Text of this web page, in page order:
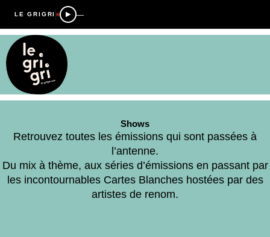
LE GRIGRI —
Shows
Retrouvez toutes les émissions qui sont passées à
l’antenne.
Du mix à thème, aux séries d’émissions en passant par
les incontournables Cartes Blanches hostées par des
artistes de renom.